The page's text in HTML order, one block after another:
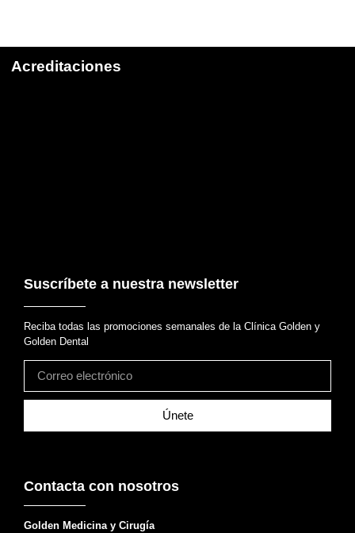
Acreditaciones
Suscríbete a nuestra newsletter
Reciba todas las promociones semanales de la Clínica Golden y
Golden Dental
Únete
Contacta con nosotros
Golden Medicina y Cirugía